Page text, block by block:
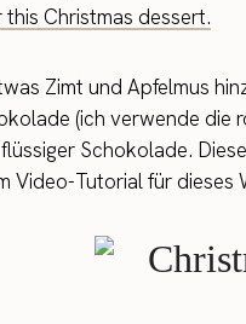
Christmas dessert.
Zimt und Apfelmus
(ich verwende die
Schokolade.
Video-Tutorial für dieses